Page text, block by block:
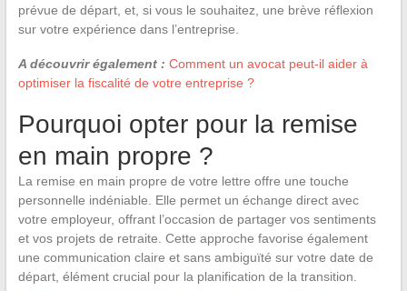
prévue de départ, et, si vous le souhaitez, une brève réflexion
sur votre expérience dans l’entreprise.
A découvrir également : Comment un avocat peut-il aider à
optimiser la fiscalité de votre entreprise ?
Pourquoi opter pour la remise
en main propre ?
La remise en main propre de votre lettre offre une touche
personnelle indéniable. Elle permet un échange direct avec
votre employeur, offrant l’occasion de partager vos sentiments
et vos projets de retraite. Cette approche favorise également
une communication claire et sans ambiguïté sur votre date de
départ, élément crucial pour la planification de la transition.